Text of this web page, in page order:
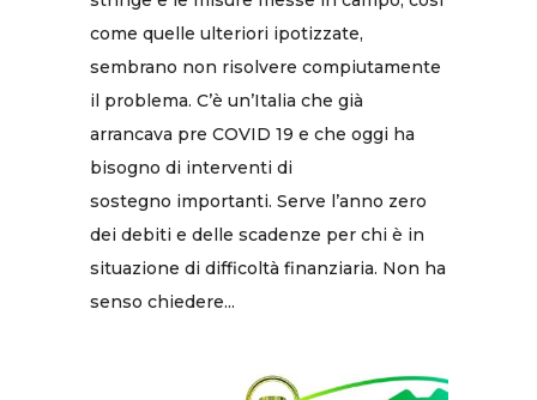
come quelle ulteriori ipotizzate,
sembrano non risolvere compiutamente
il problema. C’è un’Italia che già
arrancava pre COVID 19 e che oggi ha
bisogno di interventi di
sostegno importanti. Serve l’anno zero
dei debiti e delle scadenze per chi è in
situazione di difficoltà finanziaria. Non ha
senso chiedere...